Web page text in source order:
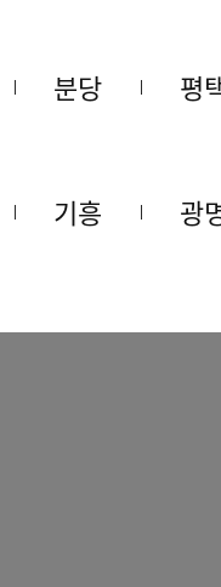
분당 평
기흥 광